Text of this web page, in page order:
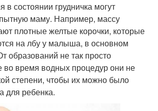
состоянии грудничка могут
маму. Например, массу
плотные желтые корочки, которые
на лбу у малыша, в основном
образований не так просто
во время водных процедур они не
степени, чтобы их можно было
для ребенка.